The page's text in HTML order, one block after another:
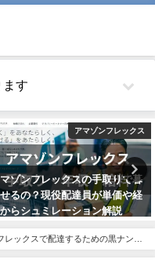
ます
アマゾンフレックス
ゾンフレックスの手取りで暮
るの？現役配達員が単価や経
らシュミレーション解説
レックスで配達するための黒ナンバ